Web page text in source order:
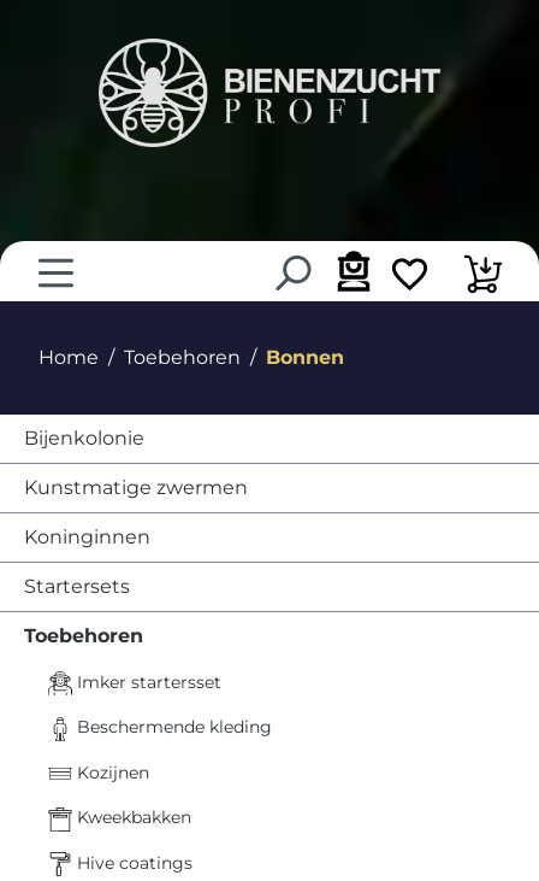
Home Toebehoren Bonnen
Bijenkolonie
Kunstmatige zwermen
Koninginnen
Startersets
Toebehoren
Imker startersset
Beschermende kleding
Kozijnen
Kweekbakken
Hive coatings